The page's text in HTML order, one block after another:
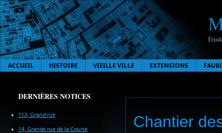
ACCUEIL HISTOIRE VIEILLE VILLE EXTENSIONS
DERNIÈRES NOTICES
113, Grand rue
14, Grande rue de la Course Chantier